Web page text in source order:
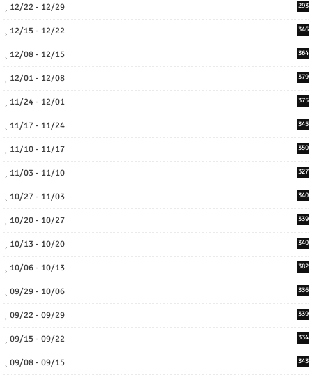
12/22 - 12/29 293
12/15 - 12/22 346
12/08 - 12/15 364
12/01 - 12/08 379
11/24 - 12/01 375
11/17 - 11/24 345
11/10 - 11/17 350
11/03 - 11/10 327
10/27 - 11/03 340
10/20 - 10/27 339
10/13 - 10/20 340
10/06 - 10/13 382
09/29 - 10/06 336
09/22 - 09/29 339
09/15 - 09/22 334
09/08 - 09/15 343